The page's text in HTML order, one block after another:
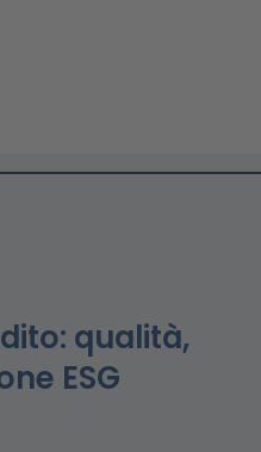
qualità,
ESG